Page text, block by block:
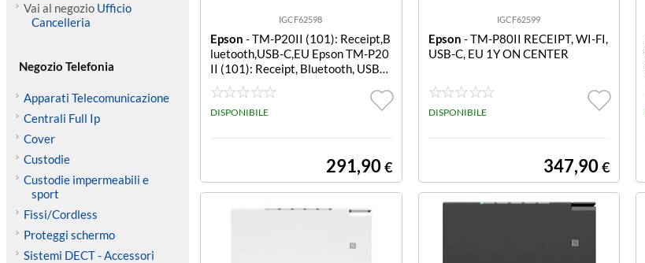
Vai al negozio Ufficio
Cancelleria
Negozio Telefonia
Apparati Telecomunicazione
Centrali Full Ip
Cover
Custodie
Custodie impermeabili e
sport
Fissi/Cordless
Proteggi schermo
Sistemi DECT - Accessori
IGCF62598
Epson - TM-P20II (101): Receipt,B
luetooth,USB-C,EU Epson TM-P20
II (101): Receipt, Bluetooth, USB-
C, EU
DISPONIBILE
291,90€
IGCF62599
Epson - TM-P80II RECEIPT, WI-FI,
USB-C, EU 1Y ON CENTER
DISPONIBILE
347,90€